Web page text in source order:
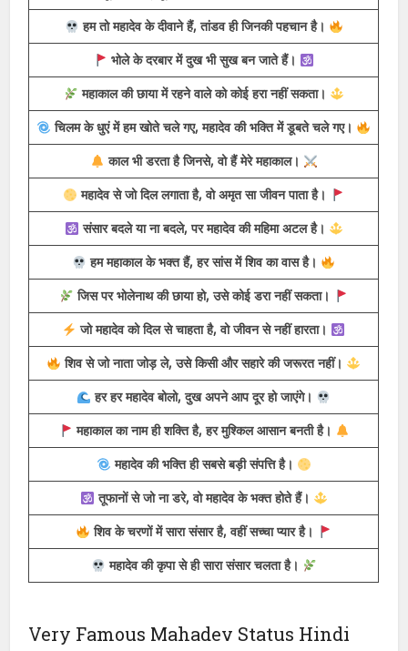
Download
महादेव की भक्ति में लीन रहो, हर कष्ट से मुक्ति मिलेगी।
जो महादेव का हो गया, फिर दुनिया की परवाह नहीं करता।
डमरू की गूंज और त्रिशूल की धार, महादेव है सबसे बड़े तारणहार।
हम तो महादेव के दीवाने हैं, तांडव ही जिनकी पहचान है।
भोले के दरबार में दुख भी सुख बन जाते हैं।
महाकाल की छाया में रहने वाले को कोई हरा नहीं सकता।
चिलम के धुएं में हम खोते चले गए, महादेव की भक्ति में डूबते चले गए।
काल भी डरता है जिनसे, वो हैं मेरे महाकाल।
महादेव से जो दिल लगाता है, वो अमृत सा जीवन पाता है।
संसार बदले या ना बदले, पर महादेव की महिमा अटल है।
हम महाकाल के भक्त हैं, हर सांस में शिव का वास है।
जिस पर भोलेनाथ की छाया हो, उसे कोई डरा नहीं सकता।
जो महादेव को दिल से चाहता है, वो जीवन से नहीं हारता।
शिव से जो नाता जोड़ ले, उसे किसी और सहारे की जरूरत नहीं।
हर हर महादेव बोलो, दुख अपने आप दूर हो जाएंगे।
महाकाल का नाम ही शक्ति है, हर मुश्किल आसान बनती है।
तूफानों से जो ना डरे, वो महादेव के भक्त होते हैं।